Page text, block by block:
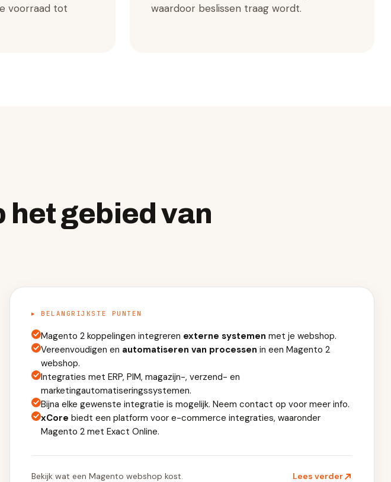
voorraad tot
waardoor beslissen traag wordt.
gebied van
▸ BELANGRIJKSTE PUNTEN
Magento 2 koppelingen integreren externe systemen met je webshop.
Vereenvoudigen en automatiseren van processen in een Magento 2
webshop.
Integraties met ERP, PIM, magazijn-, verzend- en
marketingautomatiseringssystemen.
Bijna elke gewenste integratie is mogelijk. Neem contact op voor meer info.
xCore biedt een platform voor e-commerce integraties, waaronder
Magento 2 met Exact Online.
Bekijk wat een Magento webshop kost. Lees verder